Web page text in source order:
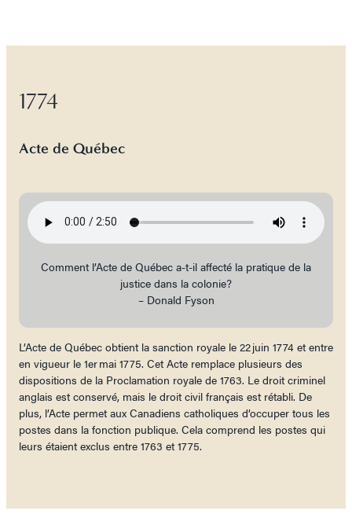
1774
Acte de Québec
Comment l’Acte de Québec a-t-il affecté la pratique de la
justice dans la colonie?
– Donald Fyson
L’Acte de Québec obtient la sanction royale le 22 juin 1774 et entre
en vigueur le 1er mai 1775. Cet Acte remplace plusieurs des
dispositions de la Proclamation royale de 1763. Le droit criminel
anglais est conservé, mais le droit civil français est rétabli. De
plus, l’Acte permet aux Canadiens catholiques d’occuper tous les
postes dans la fonction publique. Cela comprend les postes qui
leurs étaient exclus entre 1763 et 1775.